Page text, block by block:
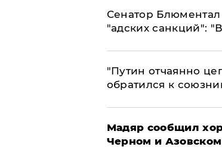
Сенатор
"адских санкций":
"Путин отчаянно
обратился к
Мадяр сообщил
Черном и